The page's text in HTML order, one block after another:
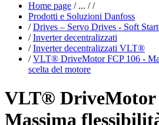
Home page /... / /
Prodotti e Soluzioni Danfoss
/ Drives – Servo Drives - Soft
/ Inverter decentralizzati
/ Inverter decentralizzati VLT®
/ VLT® DriveMotor FCP 106 -
scelta del motore
VLT® DriveMotor
Massima